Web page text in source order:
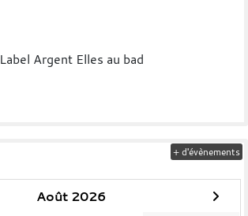
Label Argent Elles au bad
Août 2026
+ d'évènements